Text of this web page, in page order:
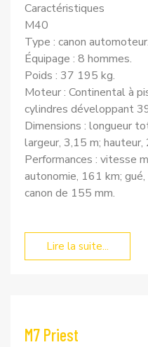
Caractéristiques
M40
Type : canon automoteur.
Équipage : 8 hommes.
Poids : 37 195 kg.
Moteur : Continental à
cylindres développant
Dimensions : longueur
largeur, 3,15 m; hauteur,
Performances : vitesse
autonomie, 161 km;
canon de 155 mm.
Lire la suite...
M7 Priest